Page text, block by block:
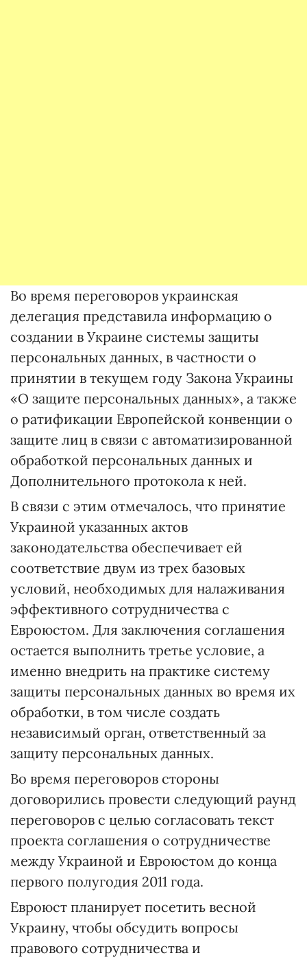
Во время переговоров украинская
делегация представила информацию о
создании в Украине системы защиты
персональных данных, в частности о
принятии в текущем году Закона Украины
«О защите персональных данных», а также
о ратификации Европейской конвенции о
защите лиц в связи с автоматизированной
обработкой персональных данных и
Дополнительного протокола к ней.
В связи с этим отмечалось, что принятие
Украиной указанных актов
законодательства обеспечивает ей
соответствие двум из трех базовых
условий, необходимых для налаживания
эффективного сотрудничества с
Евроюстом. Для заключения соглашения
остается выполнить третье условие, а
именно внедрить на практике систему
защиты персональных данных во время их
обработки, в том числе создать
независимый орган, ответственный за
защиту персональных данных.
Во время переговоров стороны
договорились провести следующий раунд
переговоров с целью согласовать текст
проекта соглашения о сотрудничестве
между Украиной и Евроюстом до конца
первого полугодия 2011 года.
Евроюст планирует посетить весной
Украину, чтобы обсудить вопросы
правового сотрудничества и